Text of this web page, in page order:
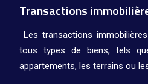
Transactions
Les transactions
tous types de biens, tels
appartements, les terrains ou